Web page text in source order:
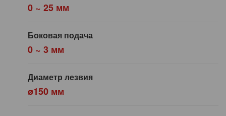
0 ~ 25 мм
Боковая подача
0 ~ 3 мм
Диаметр лезвия
ø150 мм